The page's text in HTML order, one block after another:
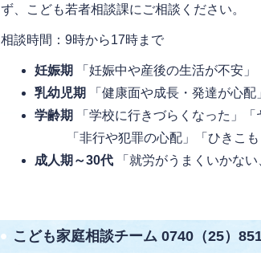
ず、こども若者相談課にご相談ください。
相談時間：9時から17時まで
妊娠期
「妊娠中や産後の生活が不安」
乳幼児期
「健康面や成長・発達が心
学齢期
「学校に行きづらくなった」
「非行や犯罪の心配」「ひきこも
成人期～30代 「就労がうまくいかな
こども家庭相談チーム 0740（25）